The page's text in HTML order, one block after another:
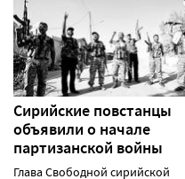
Сирийские повстанцы
объявили о начале
партизанской войны
Глава Свободной сирийской